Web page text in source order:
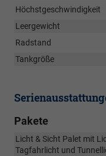
Höchstgeschwindigkeit
Leergewicht
Radstand
Tankgröße
Pakete
Licht & Sicht Palet mit
Tagfahrlicht und